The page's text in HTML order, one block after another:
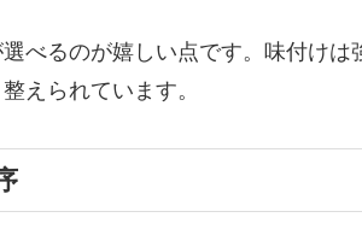
べるのが嬉しい点です。味付けは
えられています。